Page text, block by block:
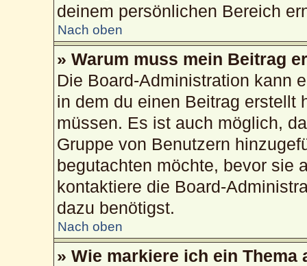
deinem persönlichen Bereich
Nach oben
» Warum muss mein Beitrag
Die Board-Administration kann
in dem du einen Beitrag erstellt
müssen. Es ist auch möglich,
Gruppe von Benutzern
begutachten möchte, bevor sie
kontaktiere die Board-
dazu benötigst.
Nach oben
» Wie markiere ich ein Thema